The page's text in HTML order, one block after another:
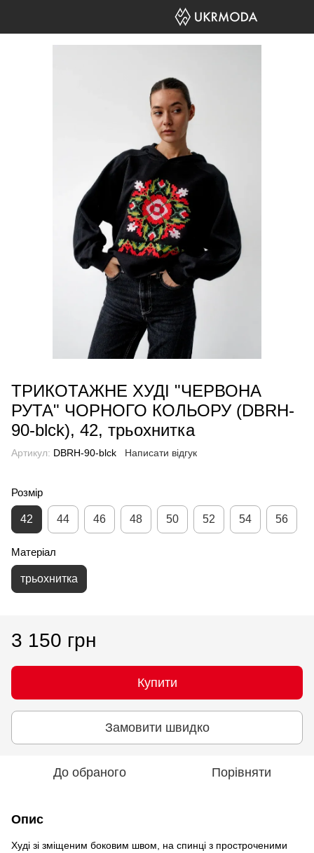
ТРИКОТАЖНЕ ХУДІ "ЧЕРВОНА
РУТА" ЧОРНОГО КОЛЬОРУ (DBRH-
90-blck), 42, трьохнитка
Артикул: DBRH-90-blck Написати відгук
Розмір
42 44 46 48 50 52 54 56
Матеріал
трьохнитка
3 150 грн
Купити
Замовити швидко
До обраного Порівняти
Опис
Худі зі зміщеним боковим швом, на спинці з простроченими